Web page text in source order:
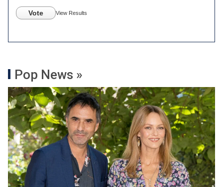
Vote View Results
Pop News »